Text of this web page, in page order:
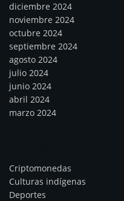
diciembre 2024
noviembre 2024
octubre 2024
septiembre 2024
agosto 2024
julio 2024
junio 2024
abril 2024
marzo 2024
Criptomonedas
Culturas indígenas
Deportes